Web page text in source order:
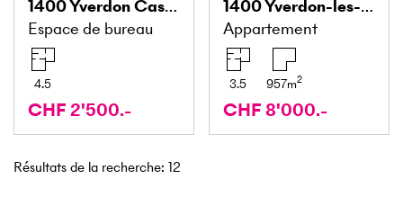
1400Yverdon Caserne
Espace de bureau
4.5
CHF 2'500.-
1400Yverdon-les-Bains
Appartement
3.5 957m2
CHF 8'000.-
Résultats de la recherche: 12